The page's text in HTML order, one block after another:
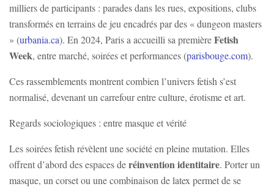
milliers de participants : parades dans les rues, expositions, clubs
transformés en terrains de jeu encadrés par des « dungeon masters
» (urbania.ca). En 2024, Paris a accueilli sa premièreFetish
Week, entre marché, soirées et performances (parisbouge.com).
Ces rassemblements montrent combien l’univers fetish s’est
normalisé, devenant un carrefour entre culture, érotisme et art.
Regards sociologiques : entre masque et vérité
Les soirées fetish révèlent une société en pleine mutation. Elles
offrent d’abord des espaces deréinvention identitaire. Porter un
masque, un corset ou une combinaison de latex permet de se